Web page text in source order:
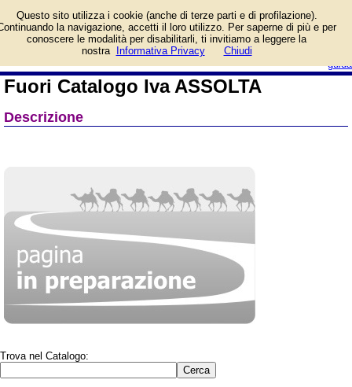
guida
Catalogo Iva ASSOLTA e
prezzo di vendita.
Fuori Catalogo Iva ASSOLTA
Descrizione
Trova nel Catalogo:
Questo sito utilizza i cookie (anche di terze parti e di profilazione).
la navigazione, accetti il loro utilizzo. Per saperne di più e per
conoscere le modalità per disabilitarli, ti invitiamo a leggere la
nostra
Informativa Privacy Chiudi